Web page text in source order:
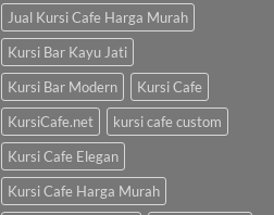
Jual Kursi Cafe Harga Murah
Kursi Bar Kayu Jati
Kursi Bar Modern
Kursi Cafe
KursiCafe.net
kursi cafe custom
Kursi Cafe Elegan
Kursi Cafe Harga Murah